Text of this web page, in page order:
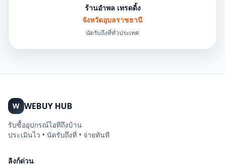
ร้านอำพล เทรดดิ้ง
จังหวัดอุบลราชธานี
นัดรับถึงที่ทั่วประเทศ
W WEBUY HUB
รับซื้ออุปกรณ์ไอทีถึงบ้าน
ประเมินไว • นัดรับถึงที่ • จ่ายทันที
ลิงก์ด่วน